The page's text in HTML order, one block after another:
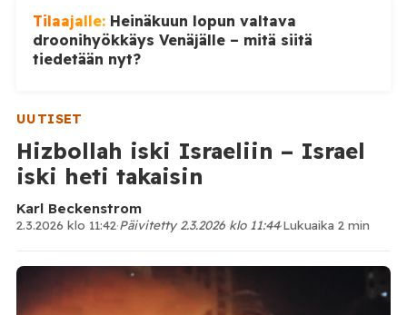
Tilaajalle: Heinäkuun lopun valtava
droonihyökkäys Venäjälle – mitä siitä
tiedetään nyt?
UUTISET
Hizbollah iski Israeliin – Israel
iski heti takaisin
Karl Beckenstrom
2.3.2026 klo 11:42·Päivitetty 2.3.2026 klo 11:44·Lukuaika 2 min